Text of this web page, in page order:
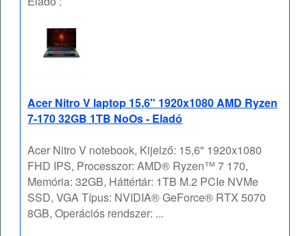
Acer Nitro V laptop 15,6" 1920x1080 AMD Ryzen
7-170 32GB 1TB NoOs - Eladó
Acer Nitro V notebook, Kijelző: 15,6" 1920x1080
FHD IPS, Processzor: AMD® Ryzen™ 7 170,
Memória: 32GB, Háttértár: 1TB M.2 PCIe NVMe
SSD, VGA Típus: NVIDIA® GeForce® RTX 5070
8GB, Operációs rendszer: ...